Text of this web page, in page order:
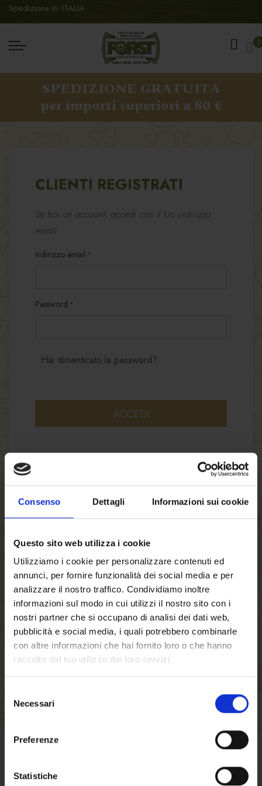
Benvenuto su forst.it
Consenso Dettagli Informazioni sui cookie
Questo sito web utilizza i cookie
Utilizziamo i cookie per personalizzare contenuti ed
annunci, per fornire funzionalità dei social media e per
analizzare il nostro traffico. Condividiamo inoltre
informazioni sul modo in cui utilizzi il nostro sito con i
nostri partner che si occupano di analisi dei dati web,
pubblicità e social media, i quali potrebbero combinarle
con altre informazioni che hai fornito loro o che hanno
raccolto dal tuo utilizzo dei loro servizi.
delNecessari
Preferenze
Statistiche
Spedizione in: ITALIA
0
SPEDIZIONE GRATUITA
per importi superiori a 80 €
CLIENTI REGISTRATI
Se hai un account, accedi con il tuo indirizzo
email.
Indirizzo email
Password
ACCEDI
Hai dimenticato la password?
NUOVI CLIENTI
Creando un account sul nostro negozio, sarai in
grado di muoverti più velocemente attraverso il
processo di checkout, memorizzare più indirizzi
di spedizione, visualizzare e tracciare i tuoi
ordini nel tuo account e molto altro.
CREA UN ACCOUNT
CONDIZIONI DI VENDITA